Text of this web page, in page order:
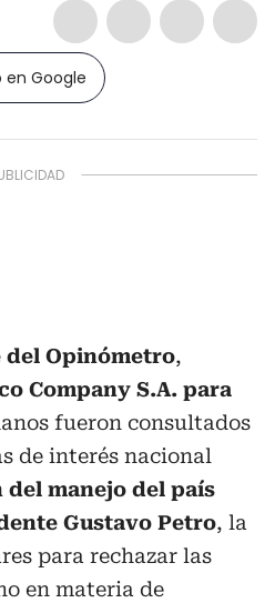
en Google
Opinómetro,
Company S.A. para
fueron consultados
de interés nacional
manejo del país
Gustavo Petro, la
para rechazar las
en materia de